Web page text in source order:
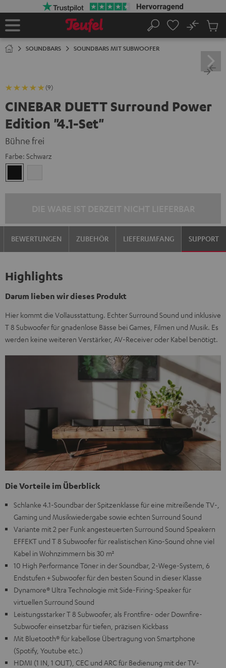
Startseite
Suche
No
SOUNDBARS SOUNDBARS MIT SUBWOOFER
(9)
CINEBAR DUETT Surround Power
Edition "4.1-Set"
Bühne frei
Farbe: Schwarz
BEWERTUNGEN ZUBEHÖR LIEFERUMFANG SUPPORT
Highlights
Darum lieben wir dieses Produkt
Hier kommt die Vollausstattung. Echter Surround Sound und inklusive
T 8 Subwoofer für gnadenlose Bässe bei Games, Filmen und Musik. Es
werden keine weiteren Verstärker, AV-Receiver oder Kabel benötigt.
Die Vorteile im Überblick
Schlanke 4.1-Soundbar der Spitzenklasse für eine mitreißende TV-,
Gaming und Musikwiedergabe sowie echten Surround Sound
Variante mit 2 per Funk angesteuerten Surround Sound Speakern
EFFEKT und T 8 Subwoofer für realistischen Kino-Sound ohne viel
Kabel in Wohnzimmern bis 30 m²
10 High Performance Töner in der Soundbar, 2-Wege-System, 6
Endstufen + Subwoofer für den besten Sound in dieser Klasse
Dynamore® Ultra Technologie mit Side-Firing-Speaker für
virtuellen Surround Sound
Leistungsstarker T 8 Subwoofer, als Frontfire- oder Downfire-
Subwoofer einsetzbar für tiefen, präzisen Kickbass
Mit Bluetooth® für kabellose Übertragung von Smartphone
(Spotify, Youtube etc.)
HDMI (1 IN, 1 OUT), CEC und ARC für Bedienung mit der TV-